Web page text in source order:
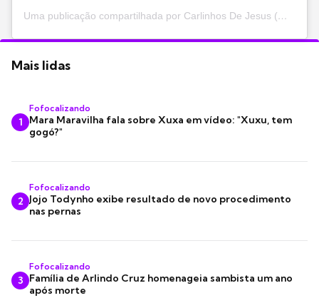
Uma publicação compartilhada por Carlinhos De Jesus (@carlinhosdejesus)
Mais lidas
1
Fofocalizando
Mara Maravilha fala sobre Xuxa em vídeo: "Xuxu, tem
gogó?"
2
Fofocalizando
Jojo Todynho exibe resultado de novo procedimento
nas pernas
3
Fofocalizando
Família de Arlindo Cruz homenageia sambista um ano
após morte